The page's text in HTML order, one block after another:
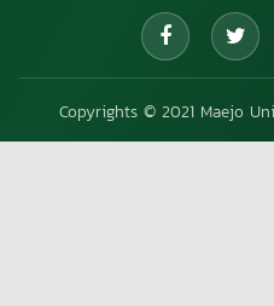
Copyrights © 2021 Maejo